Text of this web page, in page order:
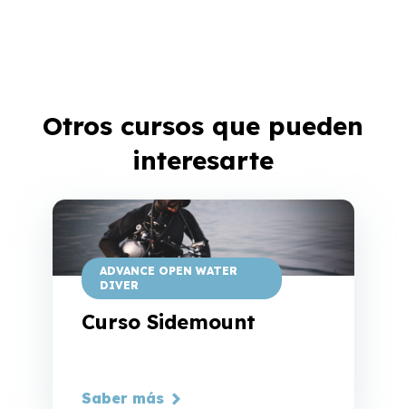
Otros cursos que pueden
interesarte
ADVANCE OPEN WATER
DIVER
Curso Sidemount
Saber más